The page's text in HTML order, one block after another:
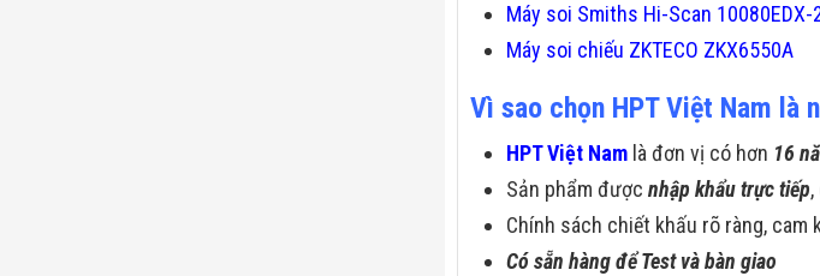
Máy soi Smiths Hi-Scan 10080EDX-
Máy soi chiếu ZKTECO ZKX6550A
Vì sao chọn HPT Việt Nam là
HPT Việt Nam là đơn vị có hơn 16
Sản phẩm được nhập khẩu trực tiếp
Chính sách chiết khấu rõ ràng, cam
Có sẵn hàng để Test và bàn giao